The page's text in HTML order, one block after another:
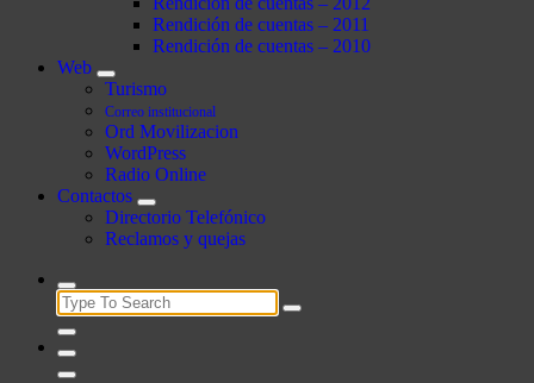
Rendición de cuentas – 2011
Rendición de cuentas – 2010
Web
Turismo
Correo institucional
Ord Movilizacion
WordPress
Radio Online
Contactos
Directorio Telefónico
Reclamos y quejas
Search
for: